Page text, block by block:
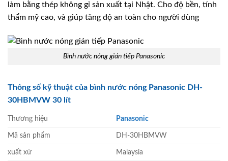
làm bằng thép không gỉ sản xuất tại Nhật. Cho độ bền, tính
thẩm mỹ cao, và giúp tăng độ an toàn cho người dùng
Bình nước nóng gián tiếp Panasonic
Thông số kỹ thuật của bình nước nóng Panasonic DH-
30HBMVW 30 lít
Thương hiệu Panasonic
Mã sản phẩm DH-30HBMVW
xuất xứ Malaysia